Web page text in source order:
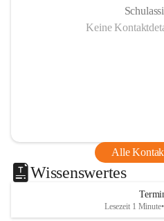
Keine
Alle
Wissenswertes
Lesezeit 1 Minute•